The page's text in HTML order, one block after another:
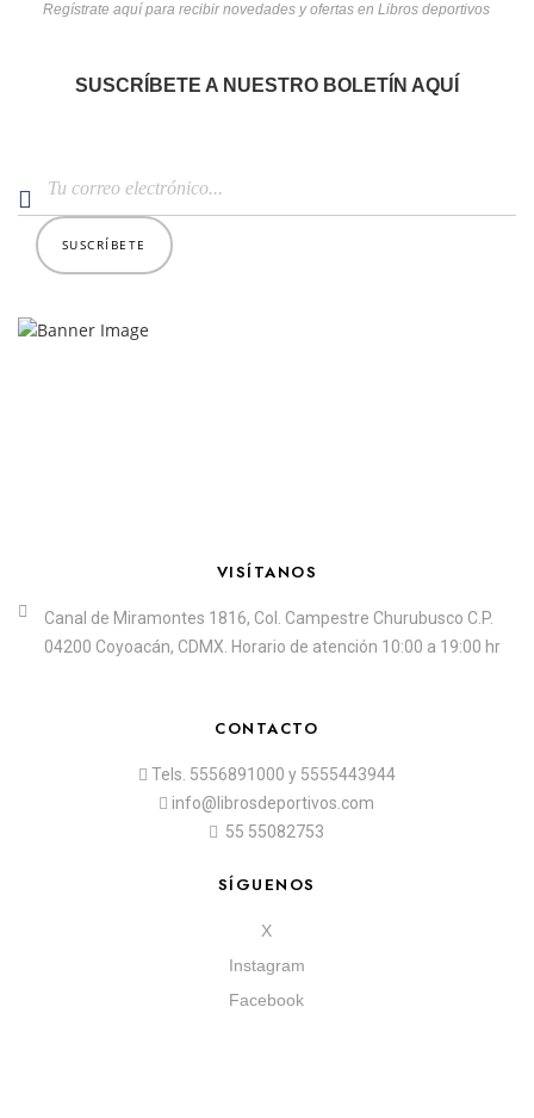
Regístrate aquí para recibir novedades y ofertas en Libros deportivos
SUSCRÍBETE A NUESTRO BOLETÍN AQUÍ
VISÍTANOS
Canal de Miramontes 1816, Col. Campestre Churubusco C.P.
04200 Coyoacán, CDMX. Horario de atención 10:00 a 19:00 hr
CONTACTO
Tels. 5556891000 y 5555443944
info@librosdeportivos.com
55 55082753
SÍGUENOS
X
Instagram
Facebook